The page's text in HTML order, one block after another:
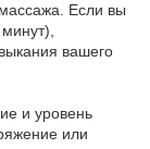
Если вы
вашего
и уровень
или